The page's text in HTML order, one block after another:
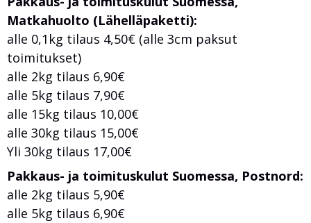
Matkahuolto (Lähelläpaketti):
alle 0,1kg tilaus 4,50€ (alle 3cm paksut
toimitukset)
alle 2kg tilaus 6,90€
alle 5kg tilaus 7,90€
alle 15kg tilaus 10,00€
alle 30kg tilaus 15,00€
Yli 30kg tilaus 17,00€
Pakkaus- ja toimituskulut Suomessa, Postnord:
alle 2kg tilaus 5,90€
alle 5kg tilaus 6,90€